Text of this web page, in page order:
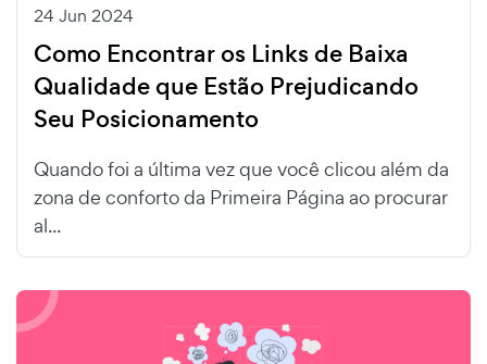
24 Jun 2024
Como Encontrar os Links de Baixa
Qualidade que Estão Prejudicando
Seu Posicionamento
Quando foi a última vez que você clicou além da
zona de conforto da Primeira Página ao procurar
al...